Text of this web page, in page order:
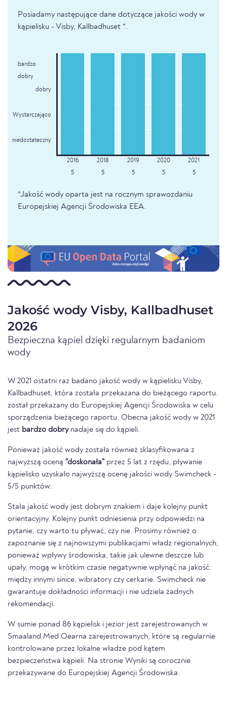
Posiadamy następujące dane dotyczące jakości wody w
kąpielisku - Visby, Kallbadhuset *.
bardzo
dobry
dobry
Wystarczająco
niedostateczny
5 5 5 5 5
*Jakość wody oparta jest na rocznym sprawozdaniu
Europejskiej Agencji Środowiska EEA.
Jakość wody Visby, Kallbadhuset
2026
Bezpieczna kąpiel dzięki regularnym badaniom
wody
W 2021 ostatni raz badano jakość wody w kąpielisku Visby,
Kallbadhuset, która została przekazana do bieżącego raportu.
został przekazany do Europejskiej Agencji Środowiska w celu
sporządzenia bieżącego raportu. Obecna jakość wody w 2021
jest bardzo dobrynadaje się do kąpieli.
Ponieważ jakość wody została również sklasyfikowana z
najwyższą oceną "doskonała" przez 5 lat z rzędu, pływanie
kąpielisko uzyskało najwyższą ocenę jakości wody Swimcheck -
5/5 punktów.
Stała jakość wody jest dobrym znakiem i daje kolejny punkt
orientacyjny. Kolejny punkt odniesienia przy odpowiedzi na
pytanie, czy warto tu pływać, czy nie. Prosimy również o
zapoznanie się z najnowszymi publikacjami władz regionalnych,
ponieważ wpływy środowiska, takie jak ulewne deszcze lub
upały, mogą w krótkim czasie negatywnie wpłynąć na jakość.
między innymi sinice, wibratory czy cerkarie. Swimcheck nie
gwarantuje dokładności informacji i nie udziela żadnych
rekomendacji.
W sumie ponad 86 kąpielisk i jezior jest zarejestrowanych w
Smaaland Med Oearna zarejestrowanych, które są regularnie
kontrolowane przez lokalne władze pod kątem
bezpieczeństwa kąpieli. Na stronie Wyniki są corocznie
przekazywane do Europejskiej Agencji Środowiska.